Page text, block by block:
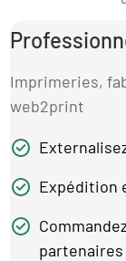
Imprimeries,
web2print
Expédition
partenaires